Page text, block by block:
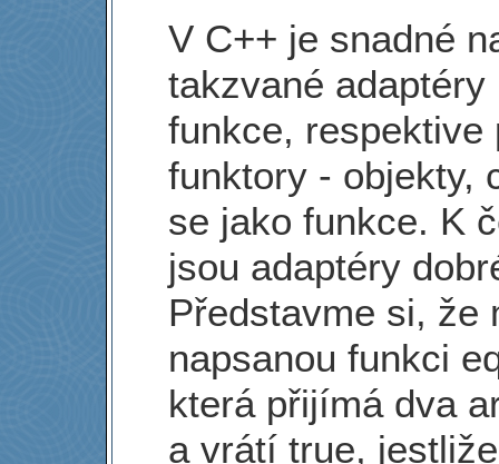
V C++ je snadné
takzvané adaptéry
funkce, respektive
funktory - objekty,
se jako funkce. K
jsou adaptéry
Představme si, že
napsanou funkci
která přijímá dva
a vrátí true,